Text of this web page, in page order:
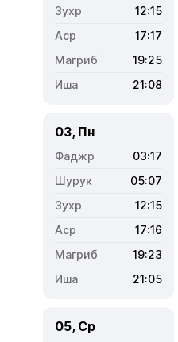
12:15
17:17
19:25
21:08
03, Пн
03:17
05:07
12:15
17:16
19:23
21:05
05, Ср